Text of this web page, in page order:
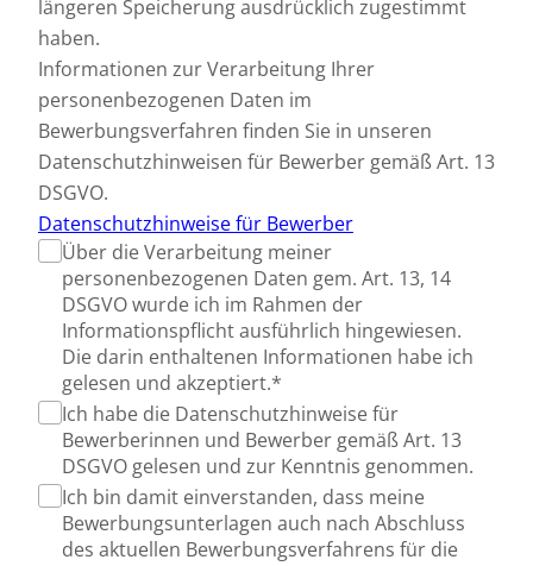
längeren Speicherung ausdrücklich zugestimmt
haben.
Informationen zur Verarbeitung Ihrer
personenbezogenen Daten im
Bewerbungsverfahren finden Sie in unseren
Datenschutzhinweisen für Bewerber gemäß Art. 13
DSGVO.
Datenschutzhinweise für Bewerber
Über die Verarbeitung meiner
personenbezogenen Daten gem. Art. 13, 14
DSGVO wurde ich im Rahmen der
Informationspflicht ausführlich hingewiesen.
Die darin enthaltenen Informationen habe ich
gelesen und akzeptiert.*
Ich habe die Datenschutzhinweise für
Bewerberinnen und Bewerber gemäß Art. 13
DSGVO gelesen und zur Kenntnis genommen.
Ich bin damit einverstanden, dass meine
Bewerbungsunterlagen auch nach Abschluss
des aktuellen Bewerbungsverfahrens für die